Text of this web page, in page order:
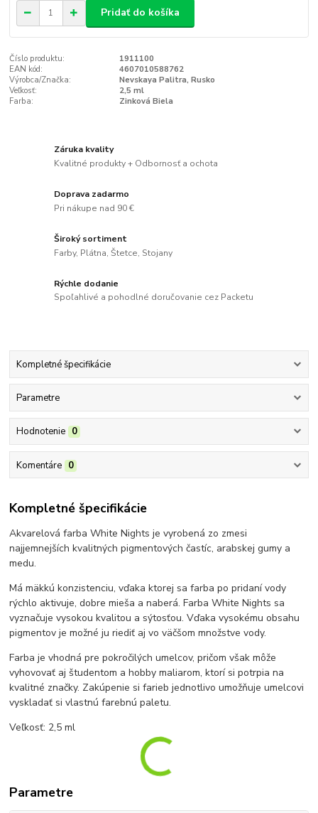
Pridať do košíka
Číslo produktu:
1911100
EAN kód:
4607010588762
Výrobca/Značka:
Nevskaya Palitra, Rusko
Veľkosť:
2,5 ml
Farba:
Zinková Biela
Záruka kvality
Kvalitné produkty + Odbornosť a ochota
Doprava zadarmo
Pri nákupe nad 90 €
Široký sortiment
Farby, Plátna, Štetce, Stojany
Rýchle dodanie
Spoľahlivé a pohodlné doručovanie cez Packetu
Kompletné špecifikácie
Parametre
Hodnotenie 0
Komentáre 0
Kompletné špecifikácie
Akvarelová farba White Nights je vyrobená zo zmesi
najjemnejších kvalitných pigmentových častíc, arabskej gumy a
medu.
Má mäkkú konzistenciu, vďaka ktorej sa farba po pridaní vody
rýchlo aktivuje, dobre mieša a naberá. Farba White Nights sa
vyznačuje vysokou kvalitou a sýtosťou. Vďaka vysokému obsahu
pigmentov je možné ju riediť aj vo väčšom množstve vody.
Farba je vhodná pre pokročilých umelcov, pričom však môže
vyhovovať aj študentom a hobby maliarom, ktorí si potrpia na
kvalitné značky. Zakúpenie si farieb jednotlivo umožňuje umelcovi
vyskladať si vlastnú farebnú paletu.
Veľkosť: 2,5 ml
Parametre